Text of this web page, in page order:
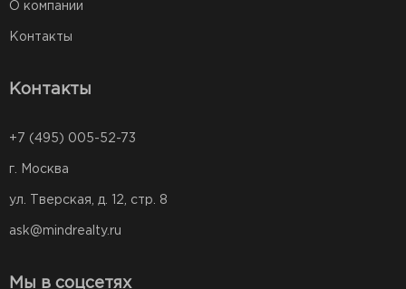
О компании
Контакты
Контакты
+7 (495) 005-52-73
г. Москва
ул. Тверская, д. 12, стр. 8
ask@mindrealty.ru
Мы в соцсетях